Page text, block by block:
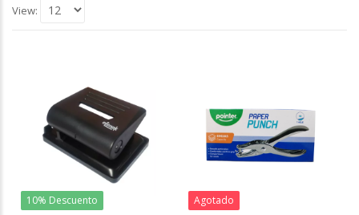
View:
10% Descuento Agotado